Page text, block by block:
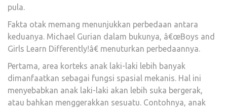
pula.
Fakta otak memang menunjukkan perbedaan antara
keduanya. Michael Gurian dalam bukunya, â€œBoys and
Girls Learn Differently!â€ menuturkan perbedaannya.
Pertama, area korteks anak laki-laki lebih banyak
dimanfaatkan sebagai fungsi spasial mekanis. Hal ini
menyebabkan anak laki-laki akan lebih suka bergerak,
atau bahkan menggerakkan sesuatu. Contohnya, anak